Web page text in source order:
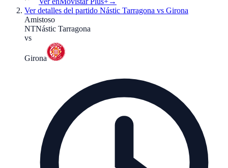
Ver detalles del partido Nástic Tarragona vs Girona
Amistoso
NTNástic Tarragona
vs
Girona